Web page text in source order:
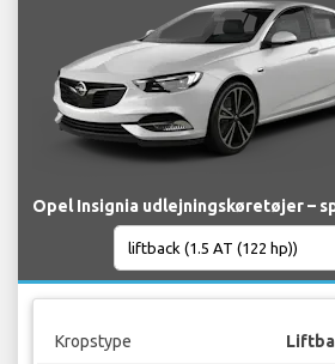
Opel Insignia udlejningskøretøjer –
Kropstype